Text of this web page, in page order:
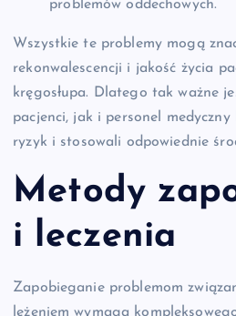
problemów oddechowych.
Wszystkie te problemy mogą
rekonwalescencji i jakość życia
kręgosłupa. Dlatego tak ważne
pacjenci, jak i personel
ryzyk i stosowali odpowiednie
Metody
i leczenia
Zapobieganie problemom
leżeniem wymaga